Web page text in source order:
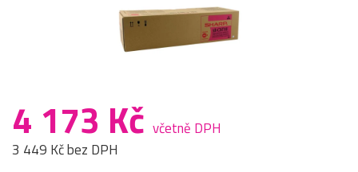
4 173 Kč včetně DPH
3 449 Kč bez DPH